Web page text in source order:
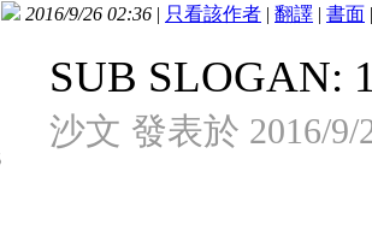
2016/9/26 02:36 | 只看該作者 | 翻譯 | 書面
SUB SLOGAN:
沙文 發表於 2016/9/